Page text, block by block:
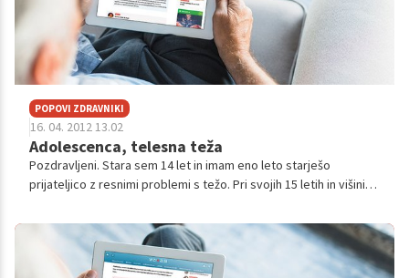
POPOVI ZDRAVNIKI
16. 04. 2012 13.02
Adolescenca, telesna teža
Pozdravljeni. Stara sem 14 let in imam eno leto starješo
prijateljico z resnimi problemi s težo. Pri svojih 15 letih in višini
njena zd...